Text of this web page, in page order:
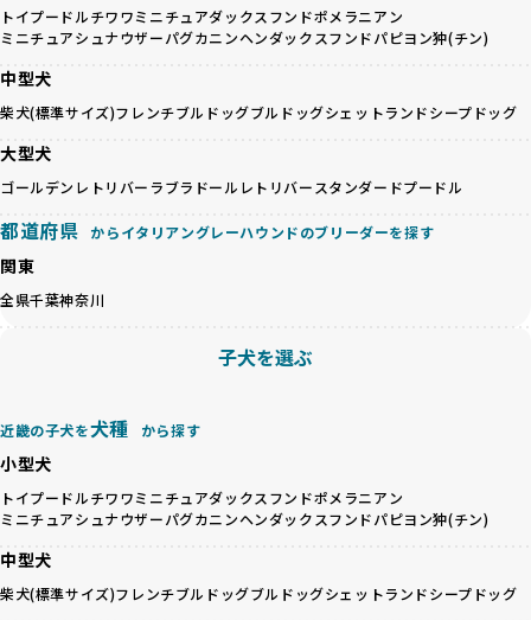
るかを評価する12項目の総合基準を設けています。これによ
り、より高い基準をクリアしたブリーダーだけを厳選してい
ます。
良ブリーダーのみが登録されています。
BreederFamiliesでは、法令に準拠するだけでなく、ワンち
のみを厳選しています。これにより、ユーザーの皆さんに安
心して選べる選択肢を提供しています。
「BreederFamilesのワンちゃんに優しい18の評価基準」は
こちら
接のヒアリング、現地確認を通じて厳しく評価しています。
このプロセスにより、育成環境や健康管理だけでなく、ブリ
さらに、こうした評価結果は透明性を持って公開されている
ため、どのブリーダーを選んでも安心して子犬をお迎えいた
だけます。
徹底した透明性こそが、BreederFamiliesの大きな特徴で
す。
BreederFamiliesは、ペット業界が抱える命の大量生産・大
量販売、負担の大きい流通構造、劣悪な飼育環境といった課
避けます。無計画な交配がもたらすリスクを理解し、飼い主
への十分な説明とアフターフォローを確保できる範囲での繁
殖を徹底しているのです。
一方、営利優先ブリーダーは流行や需要に応じて安易にミッ
クス犬を繁殖し、健康管理や飼い主への配慮が不十分なこと
が多く見受けられます。場合によっては、チワワ×ハスキー
等体格の異なるリスクの高い交配を行うこともあります。
「ミックス犬を繁殖しない」の詳細はこちら
ペットショップやペットオークションは、流通過程でワンち
ゃんが長時間の輸送を強いられたり、狭いケージに閉じ込め
られるなど、心身に大きな負担がかかります。このような環
境は、ストレスや感染リスクを増大させるだけでなく、ワン
ペットショップやオークションを介さずに直接飼い主に渡す
ことを大切にしています。また、彼らはお迎え先を自身で確
認し、ワンちゃんが安心して暮らせる環境を整えるために直
接の引き渡しを基本とします。
一方で、営利優先ブリーダーは、広範囲に販売するためにペ
を軽視しがちです。
「ペットショップ等を使わない」の詳細はこちら
トイプードルチワワミニチュアダックスフンドポメラニアン
ミニチュアシュナウザーパグカニンヘンダックスフンドパピヨン狆(チン)
中型犬
柴犬(標準サイズ)フレンチブルドッグブルドッグシェットランドシープドッグ
大型犬
ゴールデンレトリバーラブラドールレトリバー スタンダードプードル
都道府県 からイタリアングレーハウンドのブリーダーを探す
関東
全県千葉神奈川
子犬を選ぶ
近畿の子犬を犬種 から探す
小型犬
トイプードルチワワミニチュアダックスフンドポメラニアン
ミニチュアシュナウザーパグカニンヘンダックスフンドパピヨン狆(チン)
中型犬
柴犬(標準サイズ)フレンチブルドッグブルドッグシェットランドシープドッグ